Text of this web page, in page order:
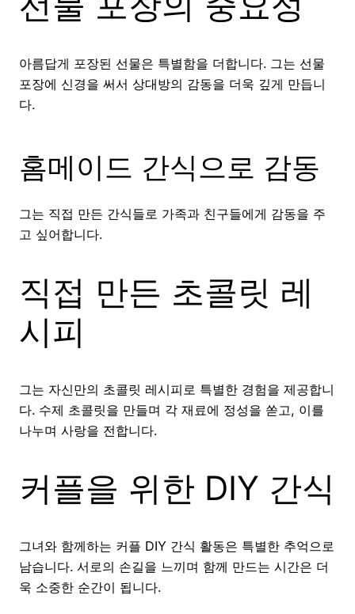
아름답게 포장된 선물은 특별함을 더합니다. 그는 선물
포장에 신경을 써서 상대방의 감동을 더욱 깊게 만듭니
다.
홈메이드 간식으로 감동
그는 직접 만든 간식들로 가족과 친구들에게 감동을 주
고 싶어합니다.
직접 만든 초콜릿 레
시피
그는 자신만의 초콜릿 레시피로 특별한 경험을 제공합니
다. 수제 초콜릿을 만들며 각 재료에 정성을 쏟고, 이를
나누며 사랑을 전합니다.
커플을 위한 DIY 간식
그녀와 함께하는 커플 DIY 간식 활동은 특별한 추억으로
남습니다. 서로의 손길을 느끼며 함께 만드는 시간은 더
욱 소중한 순간이 됩니다.